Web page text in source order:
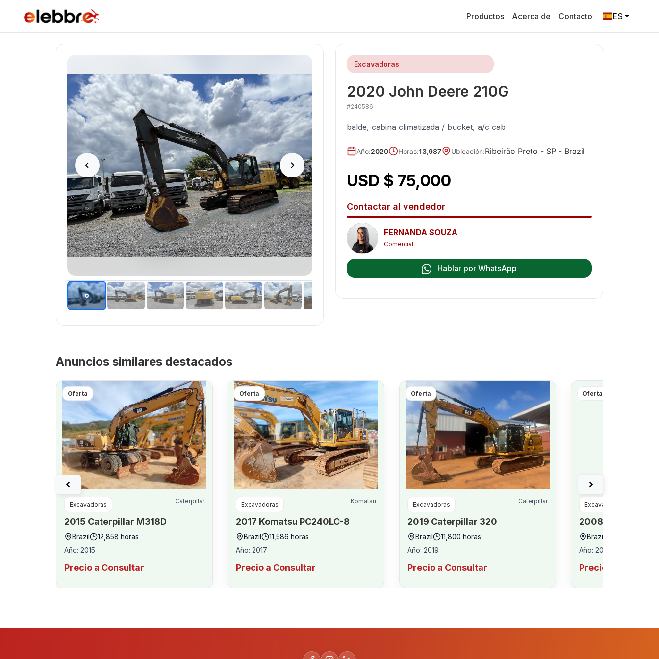
Productos Acerca de Contacto ES
Excavadoras
2020 John Deere 210G
#240586
balde, cabina climatizada / bucket, a/c cab
Año:2020 Horas:13,987 Ubicación:Ribeirão Preto - SP - Brazil
USD $ 75,000
Contactar al vendedor
FERNANDA SOUZA
Comercial
Hablar por WhatsApp
Anuncios similares destacados
Oferta
Excavadoras Caterpillar
2015 Caterpillar M318D
Brazil 12,858 horas
Año: 2015
Precio a Consultar
Oferta
Excavadoras Komatsu
2017 Komatsu PC240LC-8
Brazil 11,586 horas
Año: 2017
Precio a Consultar
Oferta
Excavadoras Caterpillar
2019 Caterpillar 320
Brazil 11,800 horas
Año: 2019
Precio a Consultar
Oferta
Excavadoras
2008
Brazil
Año: 2008
Precio a Consultar